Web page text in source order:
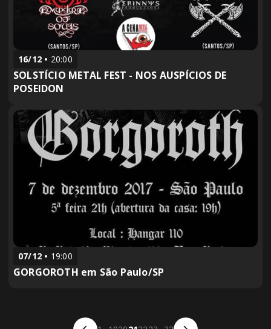
16/12 20:00
SOLSTÍCIO METAL FEST - NOS AUSPÍCIOS DE
POSEIDON
07/12 19:00
GORGOROTH em São Paulo/SP